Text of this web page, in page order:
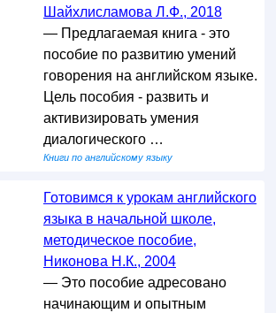
Шайхлисламова Л.Ф., 2018
— Предлагаемая книга - это
пособие по развитию умений
говорения на английском языке.
Цель пособия - развить и
активизировать умения
диалогического …
Книги по английскому языку
Готовимся к урокам английского
языка в начальной школе,
методическое пособие,
Никонова Н.К., 2004
— Это пособие адресовано
начинающим и опытным